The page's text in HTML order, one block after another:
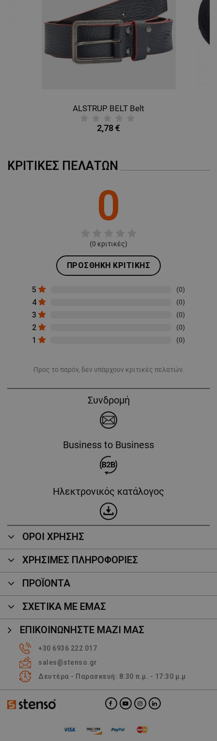
ALSTRUP BELT Belt
2,78 €
ΚΡΙΤΙΚΈΣ ΠΕΛΑΤΏΝ
0
(0 κριτικές)
ΠΡΟΣΘΉΚΗ ΚΡΙΤΙΚΉΣ
5 (0)
4 (0)
3 (0)
2 (0)
1 (0)
Προς το παρόν, δεν υπάρχουν κριτικές πελατών.
Συνδρομή
Business to Business
Ηλεκτρονικός κατάλογος
ΟΡΟΙ ΧΡΗΣΗΣ
ΧΡΗΣΙΜΕΣ ΠΛΗΡΟΦΟΡΙΕΣ
ΠΡΟΪΌΝΤΑ
ΣΧΕΤΙΚΑ ΜΕ ΕΜΑΣ
ΕΠΙΚΟΙΝΩΝΉΣΤΕ ΜΑΖΊ ΜΑΣ
+30 6936 222 017
sales@stenso.gr
Δευτέρα - Παρασκευή: 8:30 π.μ. - 17:30 μ.μ